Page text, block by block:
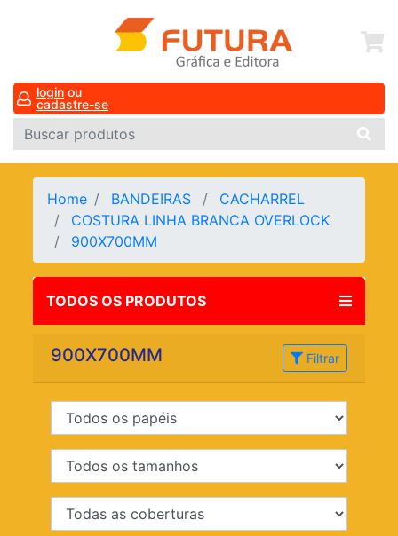
login ou
cadastre-se
Home BANDEIRAS
CACHARREL
COSTURA LINHA BRANCA OVERLOCK
900X700MM
TODOS OS PRODUTOS
900X700MM Filtrar